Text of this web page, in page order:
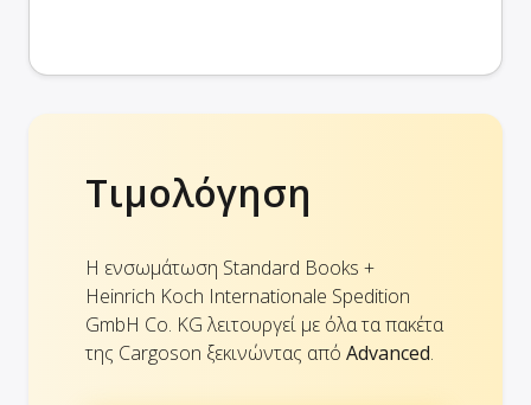
Τιμολόγηση
Η ενσωμάτωση Standard Books +
Heinrich Koch Internationale Spedition
GmbH Co. KG λειτουργεί με όλα τα πακέτα
της Cargoson ξεκινώντας από Advanced.